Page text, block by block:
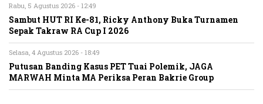
Rabu, 5 Agustus 2026 - 12:49
Sambut HUT RI Ke-81, Ricky Anthony Buka Turnamen
Sepak Takraw RA Cup I 2026
Selasa, 4 Agustus 2026 - 18:49
Putusan Banding Kasus PET Tuai Polemik, JAGA
MARWAH Minta MA Periksa Peran Bakrie Group